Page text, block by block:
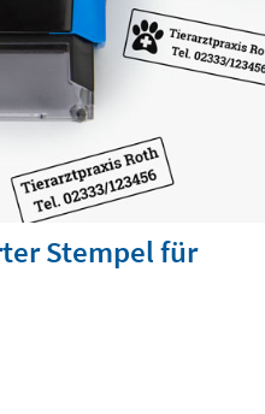
Stempel für